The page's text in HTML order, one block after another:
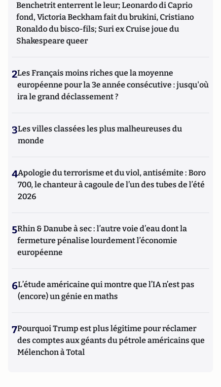
Benchetrit enterrent le leur; Leonardo di Caprio
fond, Victoria Beckham fait du brukini, Cristiano
Ronaldo du bisco-fils; Suri ex Cruise joue du
Shakespeare queer
2Les Français moins riches que la moyenne
européenne pour la 3e année consécutive : jusqu'où
ira le grand déclassement ?
3Les villes classées les plus malheureuses du
monde
4Apologie du terrorisme et du viol, antisémite : Boro
700, le chanteur à cagoule de l’un des tubes de l’été
2026
5Rhin & Danube à sec : l’autre voie d’eau dont la
fermeture pénalise lourdement l’économie
européenne
6L’étude américaine qui montre que l’IA n’est pas
(encore) un génie en maths
7Pourquoi Trump est plus légitime pour réclamer
des comptes aux géants du pétrole américains que
Mélenchon à Total